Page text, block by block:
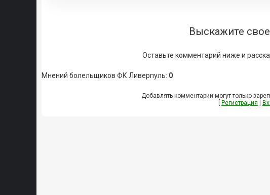
Выскажите
Оставьте комментарий ниже и
Мнений болельщиков ФК Ливерпуль: 0
Добавлять комментарии могут только
Регистрация